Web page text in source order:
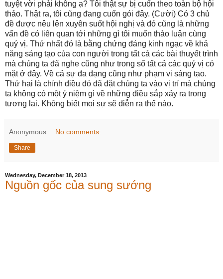
tuyệt vời phải không ạ? Tôi thật sự bị cuốn theo toàn bộ hội
thảo. Thật ra, tôi cũng đang cuốn gói đây. (Cười) Có 3 chủ
đề được nêu lên xuyên suốt hội nghị và đó cũng là những
vấn đề có liên quan tới những gì tôi muốn thảo luận cùng
quý vị. Thứ nhất đó là bằng chứng đáng kinh ngạc về khả
năng sáng tạo của con người trong tất cả các bài thuyết trình
mà chúng ta đã nghe cũng như trong số tất cả các quý vị có
mặt ở đây. Về cả sự đa dạng cũng như phạm vi sáng tạo.
Thứ hai là chính điều đó đã đặt chúng ta vào vị trí mà chúng
ta không có một ý niệm gì về những điều sắp xảy ra trong
tương lai. Không biết mọi sự sẽ diễn ra thế nào.
Anonymous No comments:
Share
Wednesday, December 18, 2013
Nguồn gốc của sung sướng